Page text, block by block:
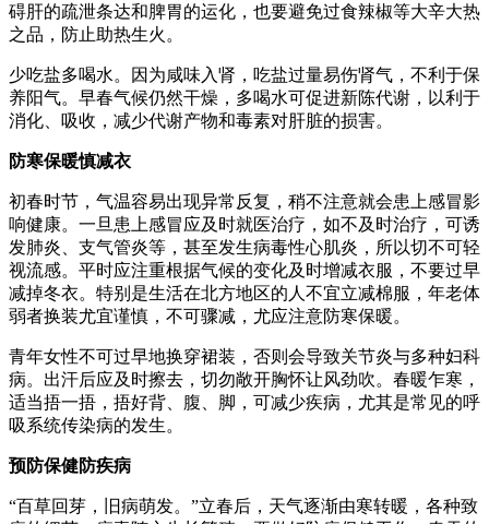
碍肝的疏泄条达和脾胃的运化，也要避免过食辣椒等大辛大热
之品，防止助热生火。
少吃盐多喝水。因为咸味入肾，吃盐过量易伤肾气，不利于保
养阳气。早春气候仍然干燥，多喝水可促进新陈代谢，以利于
消化、吸收，减少代谢产物和毒素对肝脏的损害。
防寒保暖慎减衣
初春时节，气温容易出现异常反复，稍不注意就会患上感冒影
响健康。一旦患上感冒应及时就医治疗，如不及时治疗，可诱
发肺炎、支气管炎等，甚至发生病毒性心肌炎，所以切不可轻
视流感。平时应注重根据气候的变化及时增减衣服，不要过早
减掉冬衣。特别是生活在北方地区的人不宜立减棉服，年老体
弱者换装尤宜谨慎，不可骤减，尤应注意防寒保暖。
青年女性不可过早地换穿裙装，否则会导致关节炎与多种妇科
病。出汗后应及时擦去，切勿敞开胸怀让风劲吹。春暖乍寒，
适当捂一捂，捂好背、腹、脚，可减少疾病，尤其是常见的呼
吸系统传染病的发生。
预防保健防疾病
“百草回芽，旧病萌发。”立春后，天气逐渐由寒转暖，各种致